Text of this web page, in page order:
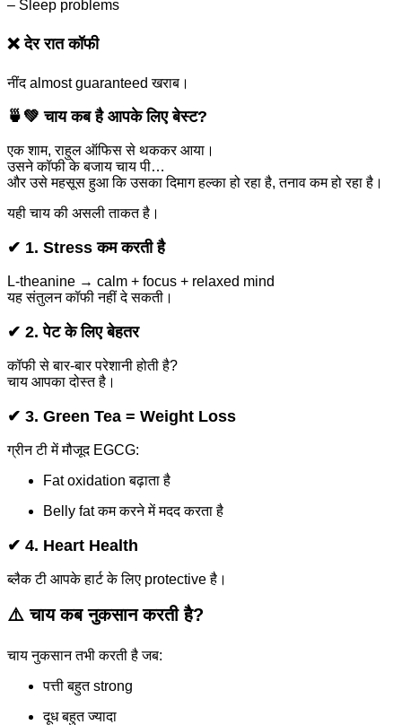
– Sleep problems
❌ देर रात कॉफी
नींद almost guaranteed खराब।
🍵💚चाय कब है आपके लिए बेस्ट?
एक शाम, राहुल ऑफिस से थककर आया।
उसने कॉफी के बजाय चाय पी…
और उसे महसूस हुआ कि उसका दिमाग हल्का हो रहा है, तनाव कम हो रहा है।
यही चाय की असली ताकत है।
✔ 1. Stress कम करती है
L-theanine → calm + focus + relaxed mind
यह संतुलन कॉफी नहीं दे सकती।
✔ 2. पेट के लिए बेहतर
कॉफी से बार-बार परेशानी होती है?
चाय आपका दोस्त है।
✔ 3. Green Tea = Weight Loss
ग्रीन टी में मौजूद EGCG:
Fat oxidation बढ़ाता है
Belly fat कम करने में मदद करता है
✔ 4. Heart Health
ब्लैक टी आपके हार्ट के लिए protective है।
⚠️ चाय कब नुकसान करती है?
चाय नुकसान तभी करती है जब:
पत्ती बहुत strong
दूध बहुत ज्यादा